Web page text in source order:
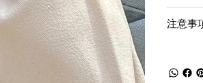
注意事